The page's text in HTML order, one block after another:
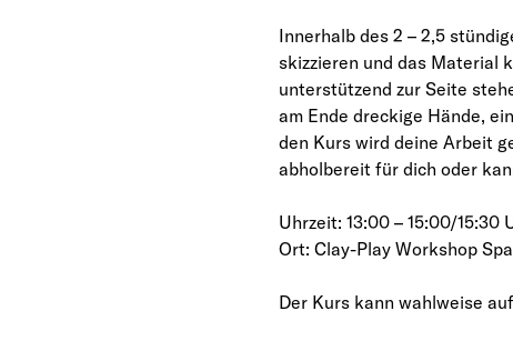
Innerhalb des 2 – 2,5
skizzieren und das Material
unterstützend zur Seite
am Ende dreckige Hände,
den Kurs wird deine Arbeit
abholbereit für dich oder
Uhrzeit: 13:00 – 15:00/15:30
Ort: Clay-Play Workshop
Der Kurs kann wahlweise